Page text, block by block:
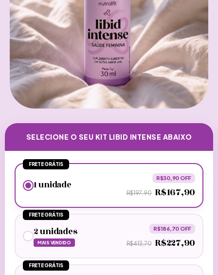
SELECIONE O SEU KIT LIBID INTENSE ABAIXO
FRETE GRÁTIS
1 unidade
R$30,90 OFF
R$197,90 R$167,90
FRETE GRÁTIS
2 unidades
MAIS VENDIDO
R$186,70 OFF
R$413,70 R$227,90
FRETE GRÁTIS